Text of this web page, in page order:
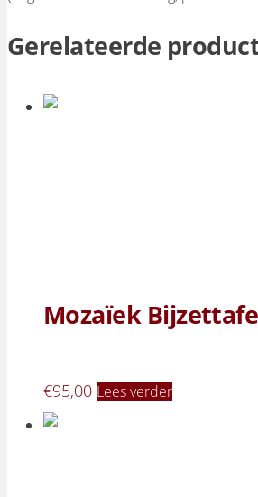
Gerelateerde
Mozaïek
€95,00 Lees verder